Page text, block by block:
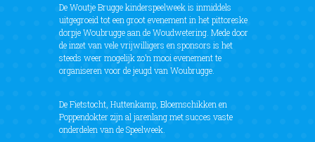
De Woutje Brugge kinderspeelweek is inmiddels
uitgegroeid tot een groot evenement in het pittoreske
dorpje Woubrugge aan de Woudwetering. Mede door
de inzet van vele vrijwilligers en sponsors is het
steeds weer mogelijk zo’n mooi evenement te
organiseren voor de jeugd van Woubrugge.
De Fietstocht, Huttenkamp, Bloemschikken en
Poppendokter zijn al jarenlang met succes vaste
onderdelen van de Speelweek.